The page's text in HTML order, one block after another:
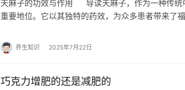
天麻子的功效与作用 导读天麻子，作为一种传统
重要地位。它以其独特的药效，为众多患者带来了
养生知识 2025年7月22日
巧克力增肥的还是减肥的